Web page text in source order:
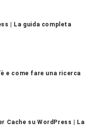
| La guida completa
e come fare una ricerca
Cache su WordPress | La